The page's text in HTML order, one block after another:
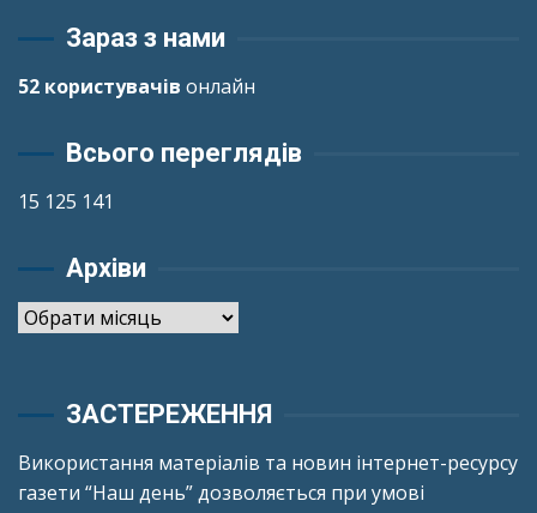
Зараз з нами
52 користувачів онлайн
Всього переглядів
15 125 141
Архіви
Архіви
ЗАСТЕРЕЖЕННЯ
Використання матеріалів та новин інтернет-ресурсу
газети “Наш день” дозволяється при умові